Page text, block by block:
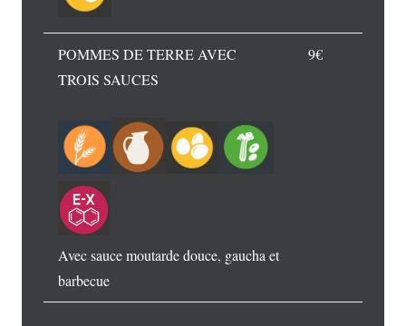
POMMES DE TERRE AVEC
TROIS SAUCES
Avec sauce moutarde douce, gaucha et
barbecue
9€